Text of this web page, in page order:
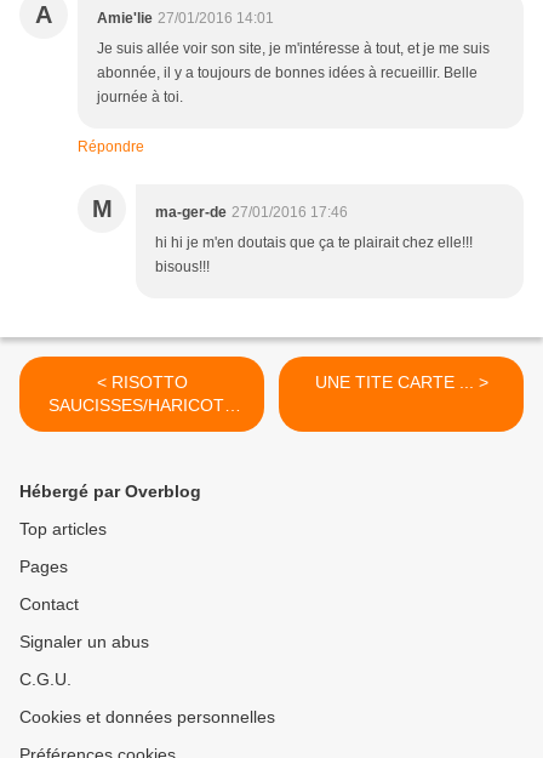
A Amie'lie 27/01/2016 14:01
Je suis allée voir son site, je m'intéresse à tout, et je me suis
abonnée, il y a toujours de bonnes idées à recueillir. Belle
journée à toi.
Répondre
M ma-ger-de 27/01/2016 17:46
hi hi je m'en doutais que ça te plairait chez elle!!!
bisous!!!
< RISOTTO
SAUCISSES/HARICOTS
ROUGES...
UNE TITE CARTE ... >
Hébergé par Overblog
Top articles
Pages
Contact
Signaler un abus
C.G.U.
Cookies et données personnelles